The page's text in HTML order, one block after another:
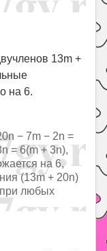
13m +
на 6.
− 7m − 2n =
= 6(m + 3n),
на 6,
(13m + 20n)
при любых